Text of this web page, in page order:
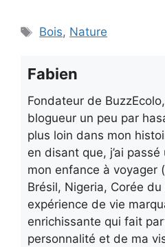
Étiquettes
Bois, Nature
Fabien
Fondateur de
blogueur un peu par
plus loin dans mon
en disant que, j’ai
mon enfance à voyager
Brésil, Nigeria, Corée
expérience de vie
enrichissante qui fait
personnalité et de ma